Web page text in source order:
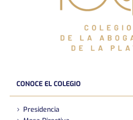
CONOCE EL COLEGIO
Presidencia